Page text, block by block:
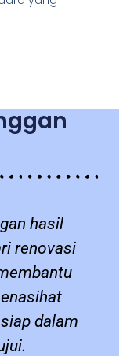
hasil
renovasi
dalam